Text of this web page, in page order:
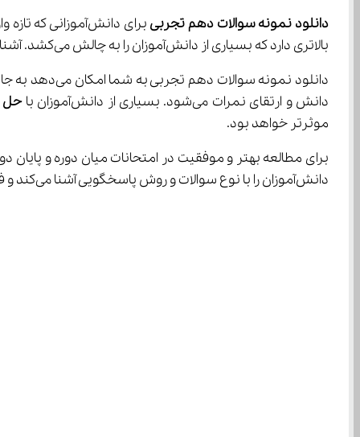
دانلود نمونه سوالات دهم تجربی
بالاتری دارد که بسیاری از دانش‌آموزان را به چالش می‌کشد. آشنایی با این سوالات و تمرین مداوم به آن‌ها کمک می‌کند تا بهتر با محتوای دروس آشنا شوند و از استرس امتحانات کاسته شود.
دانلود
دانش و ارتقای نمرات می‌شود. بسیاری از دانش‌آموزان با
حل
موثرتر خواهد بود.
برای مطالعه بهتر و موفقیت در امتحانات میان دوره و پایان
دانش‌آموزان را با نوع سوالات و روش پاسخگویی آشنا می‌کند و فرصتی برای تمرین دقیق فراهم می‌سازد.